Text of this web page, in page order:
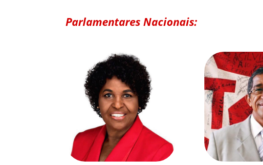
Parlamentares Nacionais: